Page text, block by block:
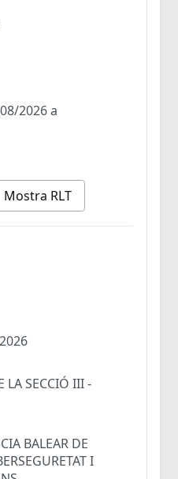
2026 a
Mostra RLT
LA SECCIÓ III -
BALEAR DE
I